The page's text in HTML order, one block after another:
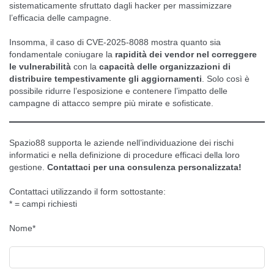
sistematicamente sfruttato dagli hacker per massimizzare
l’efficacia delle campagne.
Insomma, il caso di CVE-2025-8088 mostra quanto sia
fondamentale coniugare la rapidità dei vendor nel correggere
le vulnerabilità con la capacità delle organizzazioni di
distribuire tempestivamente gli aggiornamenti . Solo così è
possibile ridurre l’esposizione e contenere l’impatto delle
campagne di attacco sempre più mirate e sofisticate.
Spazio88 supporta le aziende nell’individuazione dei rischi
informatici e nella definizione di procedure efficaci della loro
gestione. Contattaci per una consulenza personalizzata!
Contattaci utilizzando il form sottostante:
* = campi richiesti
Nome*